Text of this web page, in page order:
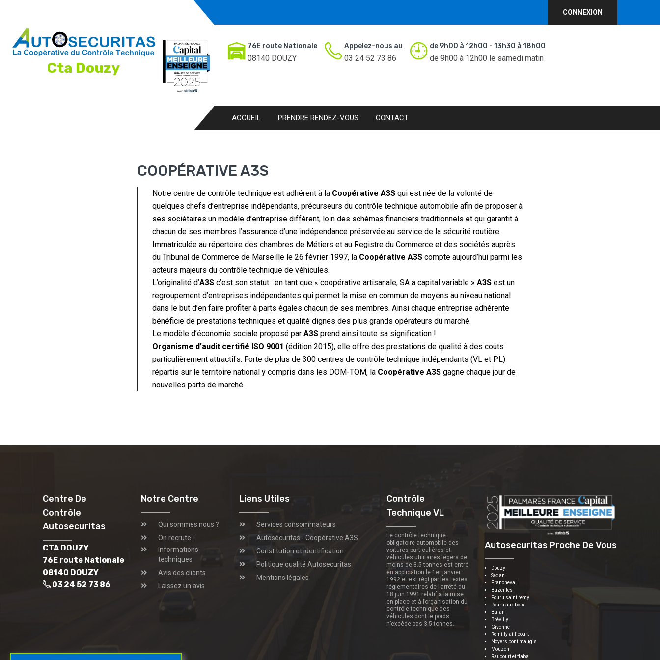
CONNEXION
Cta Douzy
76E route Nationale
08140 DOUZY
Appelez-nous au
03 24 52 73 86
de 9h00 à 12h00 - 13h30 à 18h00
de 9h00 à 12h00 le samedi matin
ACCUEIL PRENDRE RENDEZ-VOUS CONTACT
COOPÉRATIVE A3S
Notre centre de contrôle technique est adhérent à la Coopérative A3Squi est née de la volonté de
quelques chefs d’entreprise indépendants, précurseurs du contrôle technique automobile afin de proposer à
ses sociétaires un modèle d’entreprise différent, loin des schémas financiers traditionnels et qui garantit à
chacun de ses membres l’assurance d’une indépendance préservée au service de la sécurité routière.
Immatriculée au répertoire des chambres de Métiers et au Registre du Commerce et des sociétés auprès
du Tribunal de Commerce de Marseille le 26 février 1997, la Coopérative A3Scompte aujourd’hui parmi les
acteurs majeurs du contrôle technique de véhicules.
L’originalité d’A3Sc’est son statut : en tant que « coopérative artisanale, SA à capital variable » A3Sest un
regroupement d’entreprises indépendantes qui permet la mise en commun de moyens au niveau national
dans le but d’en faire profiter à parts égales chacun de ses membres. Ainsi chaque entreprise adhérente
bénéficie de prestations techniques et qualité dignes des plus grands opérateurs du marché.
Le modèle d’économie sociale proposé par A3Sprend ainsi toute sa signification !
Organisme d’audit certifié ISO 9001 (édition 2015), elle offre des prestations de qualité à des coûts
particulièrement attractifs. Forte de plus de 300 centres de contrôle technique indépendants (VL et PL)
répartis sur le territoire national y compris dans les DOM-TOM, la Coopérative A3Sgagne chaque jour de
nouvelles parts de marché.
Centre De
Contrôle
Autosecuritas
CTA DOUZY
76E route Nationale
08140 DOUZY
03 24 52 73 86
Notre Centre
Qui sommes nous ?
On recrute !
Informations
techniques
Avis des clients
Laissez un avis
Liens Utiles
Services consommateurs
Autosécuritas - Coopérative A3S
Constitution et identification
Politique qualité Autosecuritas
Mentions légales
Contrôle
Technique VL
Le contrôle technique
obligatoire automobile des
voitures particulières et
véhicules utilitaires légers de
moins de 3.5 tonnes est entré
en application le 1er janvier
1992 et est régi par les textes
réglementaires de l’arrêté du
18 juin 1991 relatif à la mise
en place et à l’organisation du
contrôle technique des
véhicules dont le poids
n’excède pas 3.5 tonnes.
Autosecuritas Proche De Vous
Douzy
Sedan
Francheval
Bazeilles
Pouru saint remy
Pouru aux bois
Balan
Brévilly
Givonne
Remilly aillicourt
Noyers pont maugis
Mouzon
Raucourt et flaba